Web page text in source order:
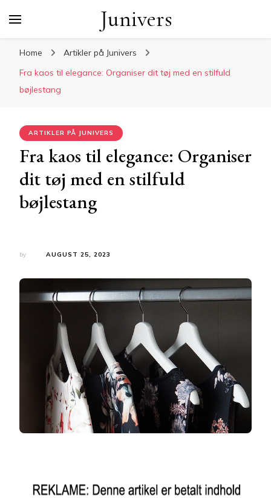
Junivers
Home
Artikler på Junivers
Fra kaos til elegance: Organiser dit tøj med en stilfuld
bøjlestang
ARTIKLER PÅ JUNIVERS
Fra kaos til elegance: Organiser
dit tøj med en stilfuld
bøjlestang
by AUGUST 25, 2023